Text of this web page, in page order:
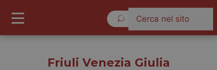
Friuli Venezia Giulia